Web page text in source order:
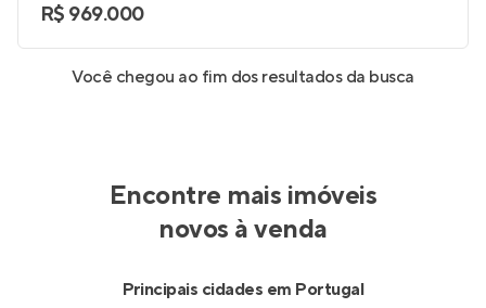
R$ 969.000
Você chegou ao fim dos resultados da busca
Encontre mais imóveis
novos à venda
Principais cidades em Portugal